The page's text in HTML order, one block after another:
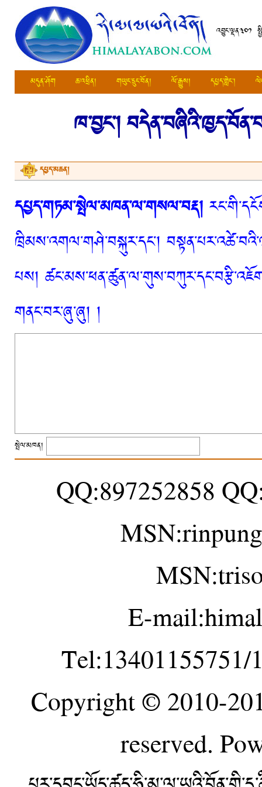
འབྱུང་ལྡན༣༠༡
མདུན་ཤོག ཆ་འཕྲིན། གཡུང་དྲུང་བོན། ལོ་རྒྱུས། དཔྱད་གླེང་།
ཁ་བྱང་།
དཔྱད་མཆན།
དཔྱད་གཏམ་སྤེལ་མཁན་ལ་གསལ་བརྡ།
ཁྲིམས་འགལ་གཤེ་བསྐུར་དང་།
པས།
གནང་བར་ཞུ་ཞུ། །
སྤེལ་མཁན།
QQ:897252858
E-
Tel:13401155751/
Copyright © 2010-
reserved.